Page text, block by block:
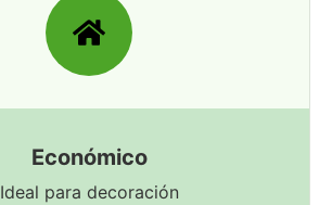
Económico
Ideal para decoración